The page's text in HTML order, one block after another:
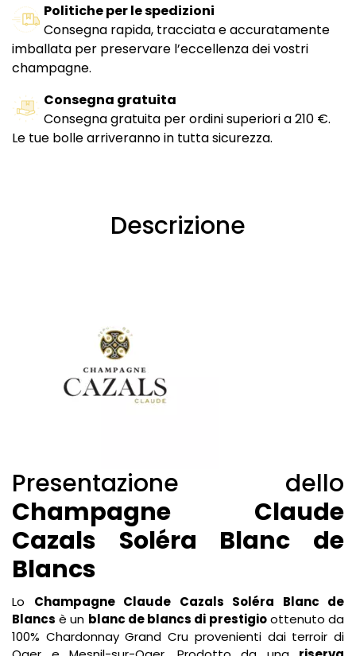
Politiche per le spedizioni
Consegna rapida, tracciata e accuratamente
imballata per preservare l’eccellenza dei vostri
champagne.
Consegna gratuita
Consegna gratuita per ordini superiori a 210 €.
Le tue bolle arriveranno in tutta sicurezza.
Descrizione
Presentazione dello
Champagne Claude
Cazals Soléra Blanc de
Blancs
Lo Champagne Claude Cazals Soléra Blanc de
Blancs è un blanc de blancs di prestigioottenuto da
100% Chardonnay Grand Cru provenienti dai terroir di